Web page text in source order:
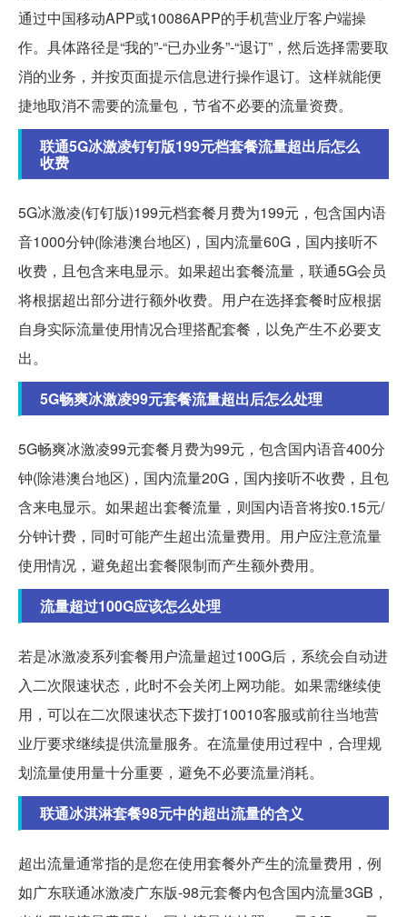
通过中国移动APP或10086APP的手机营业厅客户端操
作。具体路径是“我的”-“已办业务”-“退订”，然后选择需要取
消的业务，并按页面提示信息进行操作退订。这样就能便
捷地取消不需要的流量包，节省不必要的流量资费。
联通5G冰激凌钉钉版199元档套餐流量超出后怎么
收费
5G冰激凌(钉钉版)199元档套餐月费为199元，包含国内语
音1000分钟(除港澳台地区)，国内流量60G，国内接听不
收费，且包含来电显示。如果超出套餐流量，联通5G会员
将根据超出部分进行额外收费。用户在选择套餐时应根据
自身实际流量使用情况合理搭配套餐，以免产生不必要支
出。
5G畅爽冰激凌99元套餐流量超出后怎么处理
5G畅爽冰激凌99元套餐月费为99元，包含国内语音400分
钟(除港澳台地区)，国内流量20G，国内接听不收费，且包
含来电显示。如果超出套餐流量，则国内语音将按0.15元/
分钟计费，同时可能产生超出流量费用。用户应注意流量
使用情况，避免超出套餐限制而产生额外费用。
流量超过100G应该怎么处理
若是冰激凌系列套餐用户流量超过100G后，系统会自动进
入二次限速状态，此时不会关闭上网功能。如果需继续使
用，可以在二次限速状态下拨打10010客服或前往当地营
业厅要求继续提供流量服务。在流量使用过程中，合理规
划流量使用量十分重要，避免不必要流量消耗。
联通冰淇淋套餐98元中的超出流量的含义
超出流量通常指的是您在使用套餐外产生的流量费用，例
如广东联通冰激凌广东版-98元套餐内包含国内流量3GB，